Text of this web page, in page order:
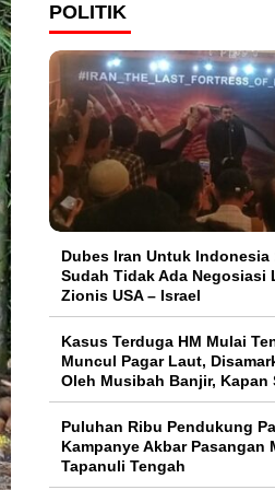
POLITIK
Dubes Iran Untuk Indonesia
Sudah Tidak Ada Negosiasi
Zionis USA – Israel
Kasus Terduga HM Mulai
Muncul Pagar Laut,
Oleh Musibah Banjir, Kapan
Puluhan Ribu Pendukung
Kampanye Akbar Pasangan
Tapanuli Tengah